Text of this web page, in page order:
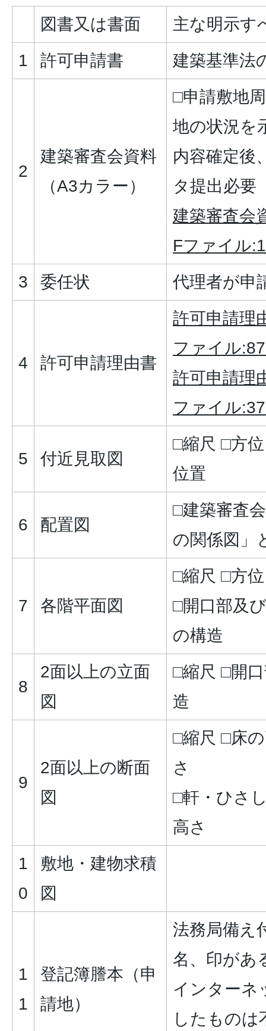
図書又は書面
主な明示す
1
許可申請書 建築基準法
2
建築審査会資料
（A3カラー）
□申請敷地
地の状況を
内容確定後
タ提出必要
建築審査会
Fファイル
3
委任状 代理者が申
4 許可申請理由書
許可申請理
ファイル
許可申請理
ファイル
5 付近見取図
□縮尺 □方
位置
6 配置図
□建築審査
の関係図」
7 各階平面図
□縮尺 □方
□開口部及
の構造
8
2面以上の立面
図
□縮尺 □開
造
9
2面以上の断面
図
□縮尺 □床
さ
□軒・ひさ
高さ
1
0
敷地・建物求積
図
1
1
登記簿謄本（申
請地）
法務局備え
名、印があ
インターネ
したものは